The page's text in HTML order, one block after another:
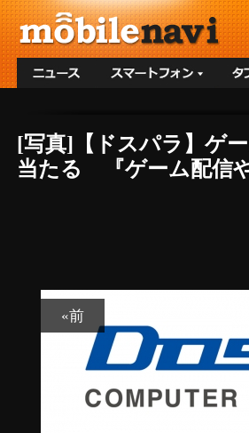
[写真]【ドスパラ】ゲ
当たる 『ゲーム配信
«前